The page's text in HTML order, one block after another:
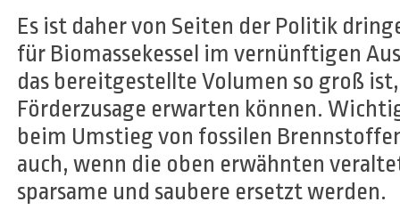
Es ist daher von Seiten der Politik
für Biomassekessel im vernünftigen
das bereitgestellte Volumen so groß
Förderzusage erwarten können.
beim Umstieg von fossilen
auch, wenn die oben erwähnten
sparsame und saubere ersetzt werden.